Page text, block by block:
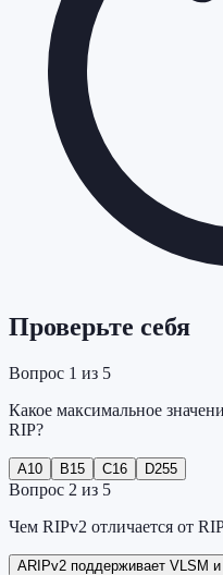
Проверьте себя
Вопрос 1 из 5
Какое максимальное
RIP?
A10 B15 C16 D255
Вопрос 2 из 5
Чем RIPv2 отличается от
ARIPv2 поддерживает VLSM